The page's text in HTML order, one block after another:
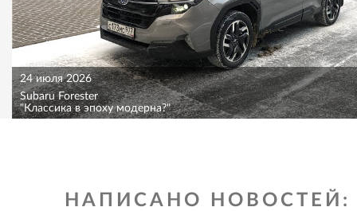
24 июля 2026
Subaru Forester
"Классика в эпоху модерна?"
НАПИСАНО НОВОСТЕЙ: